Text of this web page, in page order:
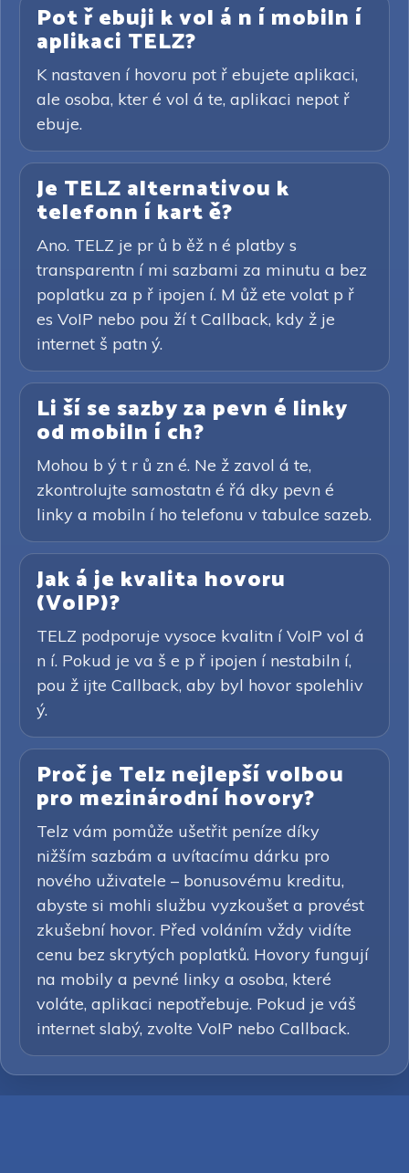
Pot ř ebuji k vol á n í mobiln í
aplikaci TELZ?
K nastaven í hovoru pot ř ebujete aplikaci,
ale osoba, kter é vol á te, aplikaci nepot ř
ebuje.
Je TELZ alternativou k
telefonn í kart ě?
Ano. TELZ je pr ů b ěž n é platby s
transparentn í mi sazbami za minutu a bez
poplatku za p ř ipojen í. M ůž ete volat p ř
es VoIP nebo pou ží t Callback, kdy ž je
internet š patn ý.
Li ší se sazby za pevn é linky
od mobiln í ch?
Mohou b ý t r ů zn é. Ne ž zavol á te,
zkontrolujte samostatn é řá dky pevn é
linky a mobiln í ho telefonu v tabulce sazeb.
Jak á je kvalita hovoru
(VoIP)?
TELZ podporuje vysoce kvalitn í VoIP vol á
n í. Pokud je va š e p ř ipojen í nestabiln í,
pou ž ijte Callback, aby byl hovor spolehliv
ý.
Proč je Telz nejlepší volbou
pro mezinárodní hovory?
Telz vám pomůže ušetřit peníze díky
nižším sazbám a uvítacímu dárku pro
nového uživatele – bonusovému kreditu,
abyste si mohli službu vyzkoušet a provést
zkušební hovor. Před voláním vždy vidíte
cenu bez skrytých poplatků. Hovory fungují
na mobily a pevné linky a osoba, které
voláte, aplikaci nepotřebuje. Pokud je váš
internet slabý, zvolte VoIP nebo Callback.